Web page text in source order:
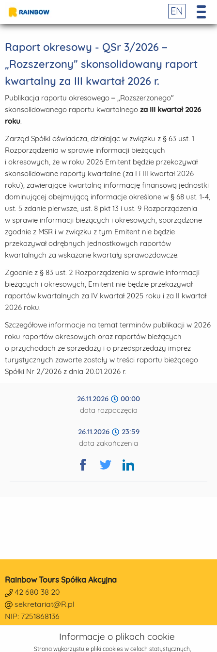
EN
Raport okresowy - QSr 3/2026 –
„Rozszerzony” skonsolidowany raport
kwartalny za III kwartał 2026 r.
Publikacja raportu okresowego – „Rozszerzonego”
skonsolidowanego raportu kwartalnego za III kwartał 2026
roku.
Zarząd Spółki oświadcza, działając w związku z § 63 ust. 1
Rozporządzenia w sprawie informacji bieżących
i okresowych, że w roku 2026 Emitent będzie przekazywał
skonsolidowane raporty kwartalne (za I i III kwartał 2026
roku), zawierające kwartalną informację finansową jednostki
dominującej obejmującą informacje określone w § 68 ust. 1-4,
ust. 5 zdanie pierwsze, ust. 8 pkt 13 i ust. 9 Rozporządzenia
w sprawie informacji bieżących i okresowych, sporządzone
zgodnie z MSR i w związku z tym Emitent nie będzie
przekazywał odrębnych jednostkowych raportów
kwartalnych za wskazane kwartały sprawozdawcze.
Zgodnie z § 83 ust. 2 Rozporządzenia w sprawie informacji
bieżących i okresowych, Emitent nie będzie przekazywał
raportów kwartalnych za IV kwartał 2025 roku i za II kwartał
2026 roku.
Szczegółowe informacje na temat terminów publikacji w 2026
roku raportów okresowych oraz raportów bieżących
o przychodach ze sprzedaży i o przedsprzedaży imprez
turystycznych zawarte zostały w treści raportu bieżącego
Spółki Nr 2/2026 z dnia 20.01.2026 r.
26.11.2026
00:00
data rozpoczęcia
26.11.2026
23:59
data zakończenia
Rainbow Tours Spółka Akcyjna
42 680 38 20
sekretariat@R.pl
NIP: 7251868136
REGON: 473190014
KRS: 0000178650Informacje o plikach cookie
Strona wykorzystuje pliki cookies w celach statystycznych,